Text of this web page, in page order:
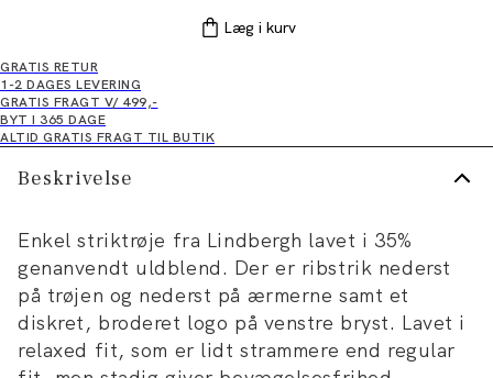
Læg i kurv
GRATIS RETUR
1-2 DAGES LEVERING
GRATIS FRAGT V/ 499,-
BYT I 365 DAGE
ALTID GRATIS FRAGT TIL BUTIK
Beskrivelse
Enkel striktrøje fra Lindbergh lavet i 35%
genanvendt uldblend. Der er ribstrik nederst
på trøjen og nederst på ærmerne samt et
diskret, broderet logo på venstre bryst. Lavet i
relaxed fit, som er lidt strammere end regular